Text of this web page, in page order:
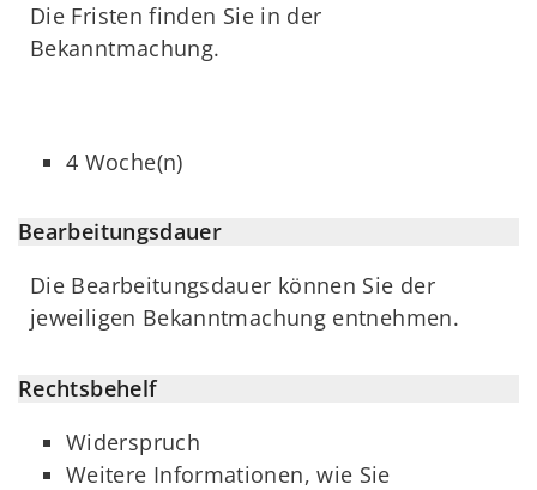
Die Fristen finden Sie in der
Bekanntmachung.
4 Woche(n)
Bearbeitungsdauer
Die Bearbeitungsdauer können Sie der
jeweiligen Bekanntmachung entnehmen.
Rechtsbehelf
Widerspruch
Weitere Informationen, wie Sie